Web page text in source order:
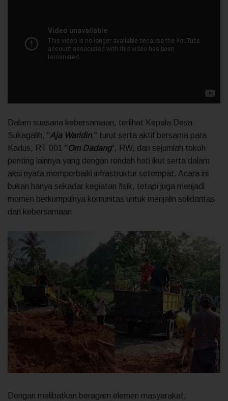
Dalam suasana kebersamaan, terlihat Kepala Desa
Sukagalih, "Aja Waridin," turut serta aktif bersama para
Kadus, RT 001 "Om Dadang", RW, dan sejumlah tokoh
penting lainnya yang dengan rendah hati ikut serta dalam
aksi nyata memperbaiki infrastruktur setempat. Acara ini
bukan hanya sekadar kegiatan fisik, tetapi juga menjadi
momen berkumpulnya komunitas untuk menjalin solidaritas
dan kebersamaan.
Dengan melibatkan beragam elemen masyarakat,